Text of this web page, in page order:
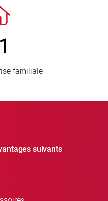
3 500 000
unités vendues
suivants :